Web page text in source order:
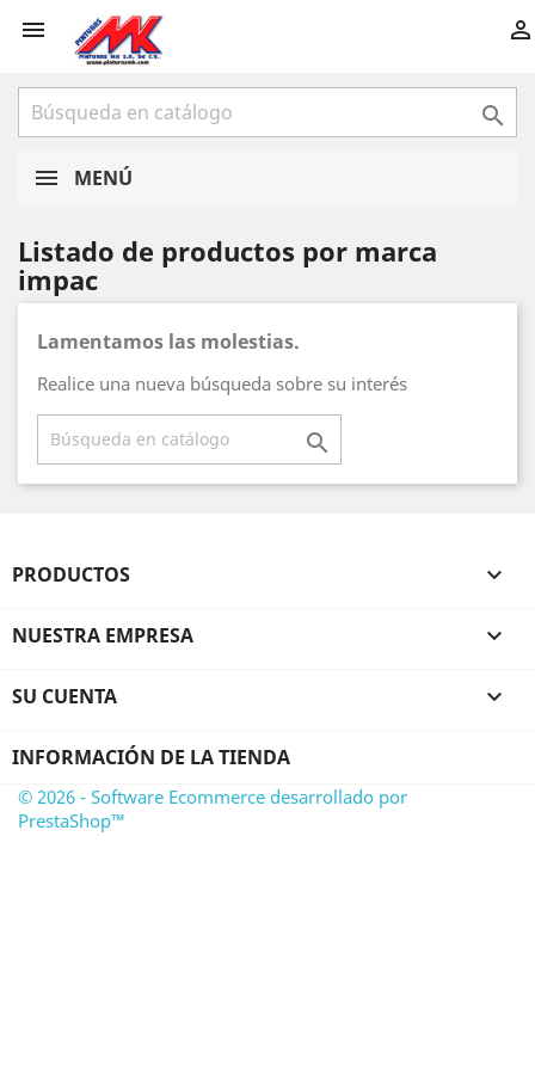
 

MENÚ
Listado de productos por marca
impac
Lamentamos las molestias.
Realice una nueva búsqueda sobre su interés

PRODUCTOS 
NUESTRA EMPRESA 
SU CUENTA 
INFORMACIÓN DE LA TIENDA
© 2026 - Software Ecommerce desarrollado por
PrestaShop™